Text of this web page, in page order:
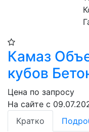
Камаз
кубов
Цена по запросу
На сайте с
Кратко